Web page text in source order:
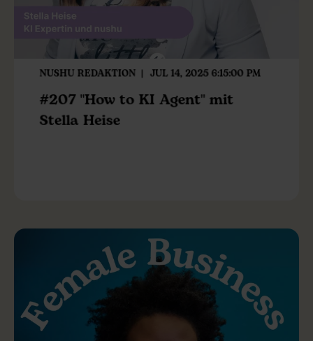
NUSHU REDAKTION JUL 14, 2025 6:15:00 PM
#207 "How to KI Agent" mit
Stella Heise